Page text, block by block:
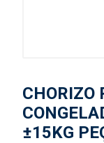
CHORIZO
±15KG